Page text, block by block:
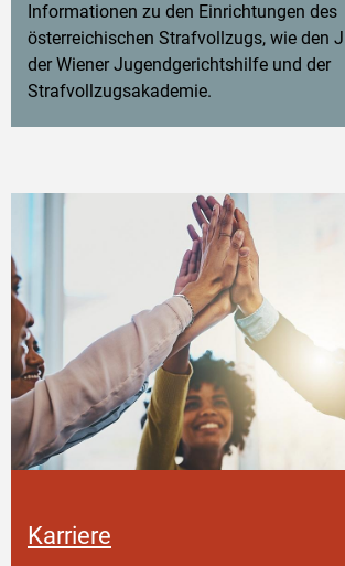
Informationen zu den Einrichtungen des
österreichischen Strafvollzugs, wie den
der Wiener Jugendgerichtshilfe und der
Strafvollzugsakademie.
Karriere